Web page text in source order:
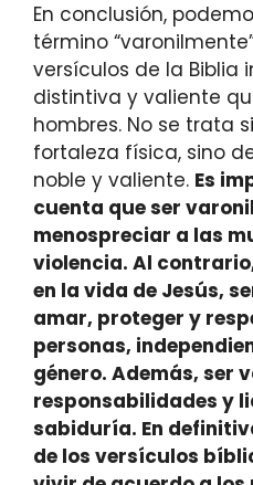
En conclusión,
término
versículos de la
distintiva y valiente
hombres. No se trata
fortaleza física, sino
noble y valiente. Es
cuenta que ser
menospreciar a las
violencia. Al
en la vida de Jesús,
amar, proteger y
personas,
género. Además, ser
responsabilidades y
sabiduría. En
de los versículos